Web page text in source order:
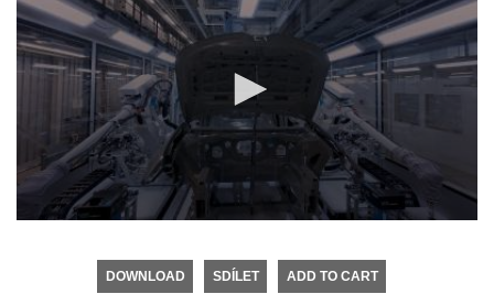
DOWNLOAD SDÍLET ADD TO CART